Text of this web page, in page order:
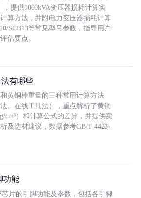
，提供1000kVA变压器损耗计算实
算方法，并附电力变压器损耗计算
SCB13等常见型号参数，指导用户
估要点。
有哪些
黄铜棒重量的三种常用计算方法
法、在线工具法），重点解析了黄铜
cm³）和计算公式的差异，并提供实
及选材建议，数据参考GB/T 4423-
功能
芯片的引脚功能及参数，包括各引脚